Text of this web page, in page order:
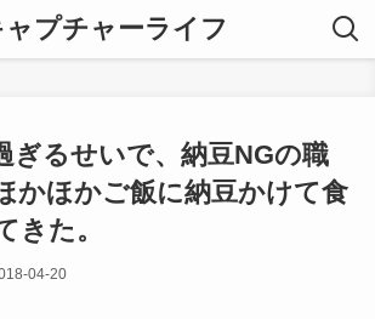
ャプチャーライフ
ぎるせいで、納豆NGの職
かほかご飯に納豆かけて食
きた。
04-20